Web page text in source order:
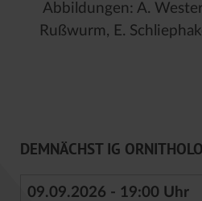
Abbildungen: A.
Rußwurm, E.
DEMNÄCHST IG
09.09.2026 - 19:00 Uhr